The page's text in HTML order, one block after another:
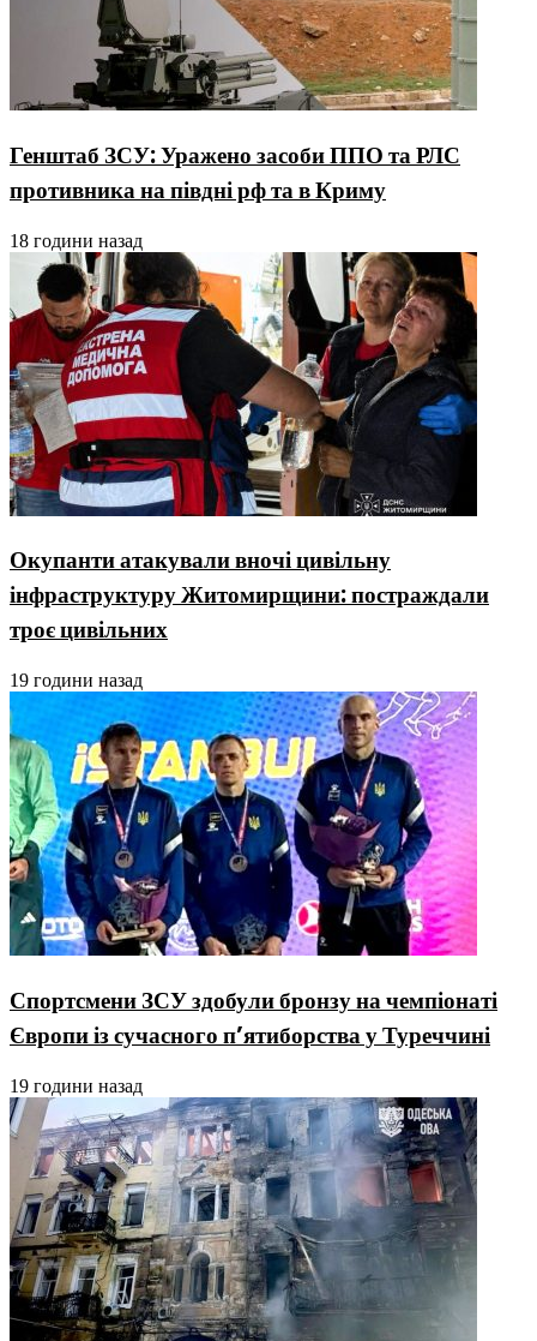
Генштаб ЗСУ: Уражено засоби ППО та РЛС
противника на півдні рф та в Криму
18 години назад
Окупанти атакували вночі цивільну
інфраструктуру Житомирщини: постраждали
троє цивільних
19 години назад
Спортсмени ЗСУ здобули бронзу на чемпіонаті
Європи із сучасного п’ятиборства у Туреччині
19 години назад